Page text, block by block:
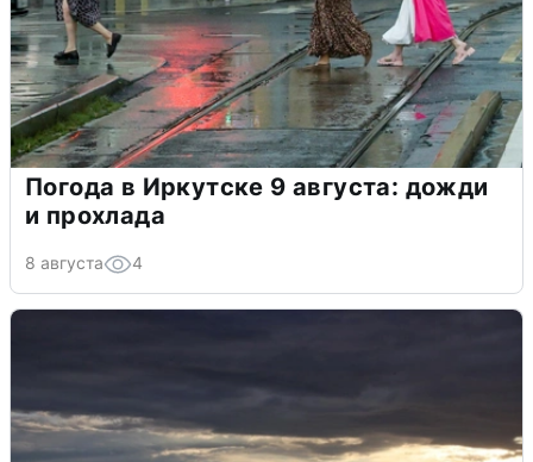
Погода в Иркутске 9 августа: дожди
и прохлада
8 августа 4